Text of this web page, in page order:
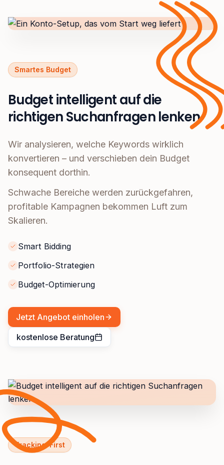
Smartes Budget
Budget intelligent auf die
richtigen Suchanfragen lenken
Wir analysieren, welche Keywords wirklich
konvertieren – und verschieben dein Budget
konsequent dorthin.
Schwache Bereiche werden zurückgefahren,
profitable Kampagnen bekommen Luft zum
Skalieren.
Smart Bidding
Portfolio-Strategien
Budget-Optimierung
Jetzt Angebot einholen
kostenlose Beratung
Tracking-First